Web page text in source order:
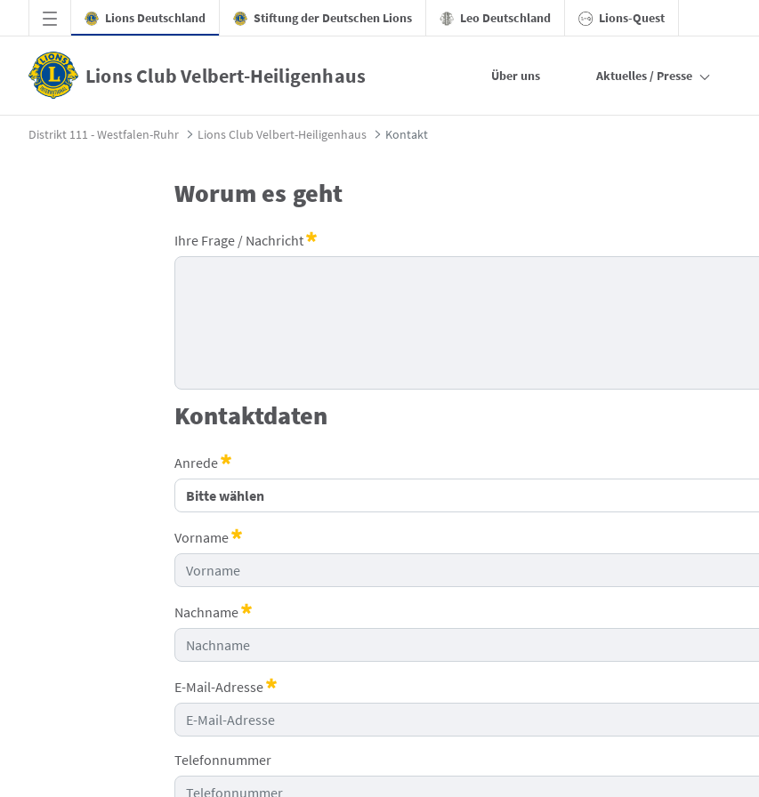
Zum Hauptinhalt springen
Lions Deutschland Stiftung der Deutschen Lions Leo Deutschland Lions-Quest
Lions Club Velbert-Heiligenhaus Über uns Aktuelles / Presse
Kontakt - Lions Club Velbert-Heiligenhaus
Distrikt 111 - Westfalen-Ruhr Lions Club Velbert-Heiligenhaus Kontakt
Lions - Kontaktformular
Worum es geht
Ihre Frage / Nachricht
Erforderlich
Kontaktdaten
Anrede
Erforderlich
Vorname
Erforderlich
Nachname
Erforderlich
E-Mail-Adresse
Erforderlich
Telefonnummer